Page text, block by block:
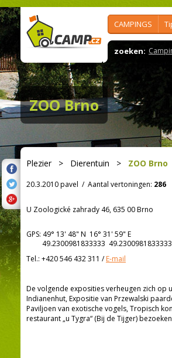
CAMPINGS
zoeken:
ZOO Brno
Plezier> Dierentuin > ZOO Brno
20.3.2010 pavel / Aantal vertoningen: 286
U Zoologické zahrady 46, 635 00 Brno
GPS: 49° 13' 48" N 16° 31' 59" E
49.2300981833333 49.2300981833333
Tel.: +420 546 432 311 /E-mail
De volgende exposities verheugen zich op
Indianenhut, Expositie van Przewalski
Paviljoen van exotische vogels, Tropisch
restaurant „u Tygra“ (Bij de Tijger)